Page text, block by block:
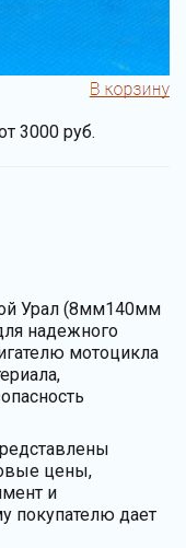
3000 руб.
Урал (8мм140мм
надежного
мотоцикла
цены,
и
покупателю дает